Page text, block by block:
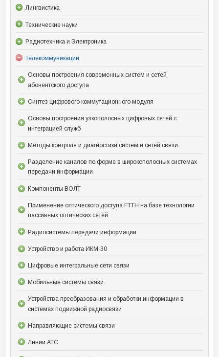
Лингвистика
Технические науки
Радиотехника и Электроника
Телекоммуникации
Основы построения современных систем и сетей
абонентского доступа
Синтез цифрового коммутационного модуля
Основы построения узкополосных цифровых сетей с
интеграцией служб
Методы контроля и диагностики систем и сетей связи
Разделение каналов по форме в широкополосных системах
передачи информации
Компоненты ВОЛТ
Применение оптического доступа FTTH на базе технологии
пассивных оптических сетей
Радиосистемы передачи информации
Устройство и работа ИКМ-30
Цифровые интегральные сети связи
Мобильные системы связи
Устройства преобразования и обработки информации в
системах подвижной радиосвязи
Направляющие системы связи
Линии АТС